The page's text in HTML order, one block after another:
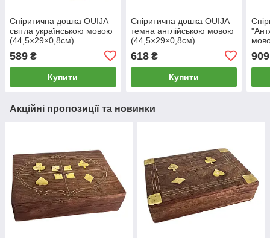
Спіритична дошка OUIJA
світла українською мовою
(44,5×29×0,8см)
589 ₴
Купити
Спіритична дошка OUIJA
темна англійською мовою
(44,5×29×0,8см)
618₴
Купити
909
Акційні пропозиції та новинки